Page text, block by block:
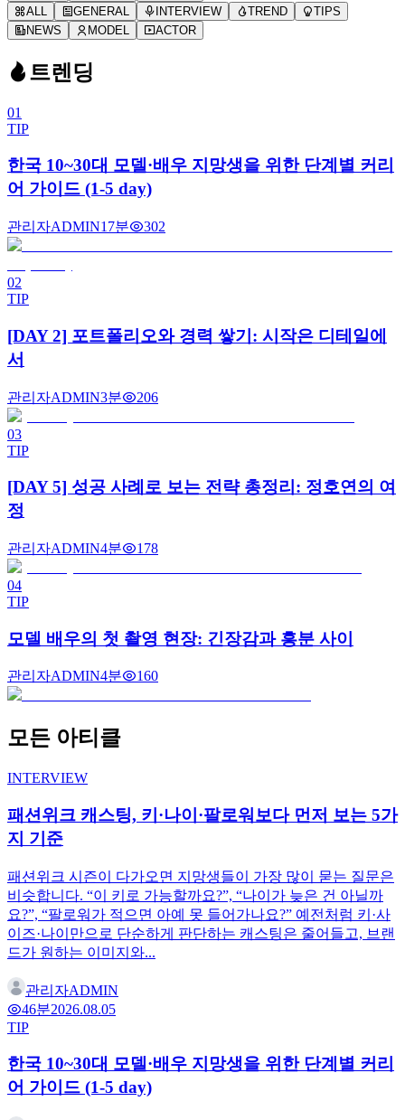
ALL
GENERAL INTERVIEW TREND
TIPS
NEWS
MODEL ACTOR
트렌딩
01
TIP
한국 10~30대 모델·배우 지망생을 위한 단계별 커리
어 가이드 (1-5 day)
관리자ADMIN17분 302
02
TIP
[DAY 2] 포트폴리오와 경력 쌓기: 시작은 디테일에
서
관리자ADMIN3분 206
03
TIP
[DAY 5] 성공 사례로 보는 전략 총정리: 정호연의 여
정
관리자ADMIN4분 178
04
TIP
모델 배우의 첫 촬영 현장: 긴장감과 흥분 사이
관리자ADMIN4분 160
모든 아티클
INTERVIEW
패션위크 캐스팅, 키·나이·팔로워보다 먼저 보는 5가
지 기준
패션위크 시즌이 다가오면 지망생들이 가장 많이 묻는 질문은
비슷합니다. “이 키로 가능할까요?”, “나이가 늦은 건 아닐까
요?”, “팔로워가 적으면 아예 못 들어가나요?” 예전처럼 키·사
이즈·나이만으로 단순하게 판단하는 캐스팅은 줄어들고, 브랜
드가 원하는 이미지와...
관리자ADMIN
46분2026.08.05
TIP
한국 10~30대 모델·배우 지망생을 위한 단계별 커리
어 가이드 (1-5 day)